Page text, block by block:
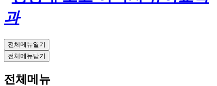
과
전체메뉴열기
전체메뉴닫기
전체메뉴